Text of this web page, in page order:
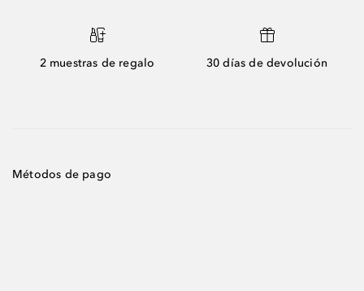
2 muestras de regalo 30 días de devolución
Métodos de pago